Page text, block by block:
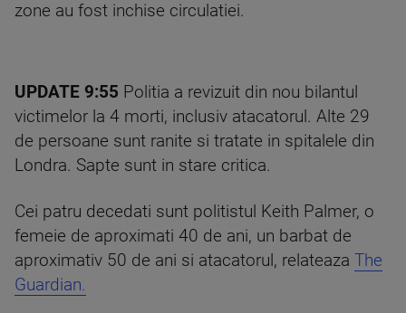
zone au fost inchise circulatiei.
UPDATE 9:55 Politia a revizuit din nou bilantul
victimelor la 4 morti, inclusiv atacatorul. Alte 29
de persoane sunt ranite si tratate in spitalele din
Londra. Sapte sunt in stare critica.
Cei patru decedati sunt politistul Keith Palmer, o
femeie de aproximati 40 de ani, un barbat de
aproximativ 50 de ani si atacatorul, relateaza The
Guardian.